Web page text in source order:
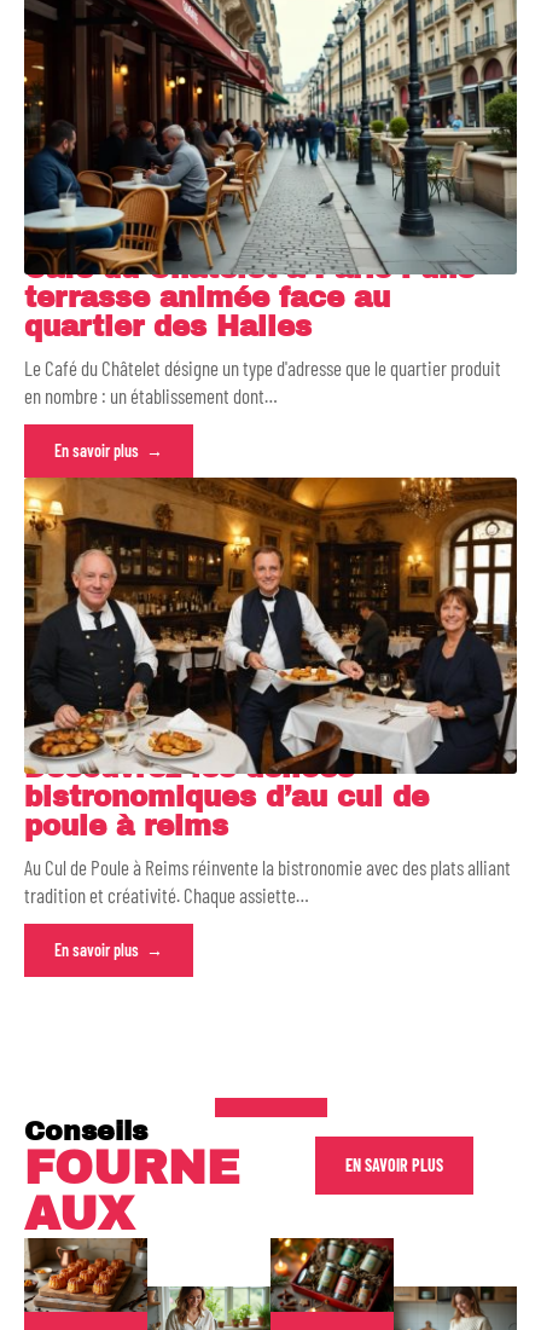
Café du Châtelet à Paris : une
terrasse animée face au
quartier des Halles
Le Café du Châtelet désigne un type d'adresse que le quartier produit
en nombre : un établissement dont…
En savoir plus
Découvrez les délices
bistronomiques d’au cul de
poule à reims
Au Cul de Poule à Reims réinvente la bistronomie avec des plats alliant
tradition et créativité. Chaque assiette…
En savoir plus
Conseils
FOURNE
AUX
EN SAVOIR PLUS